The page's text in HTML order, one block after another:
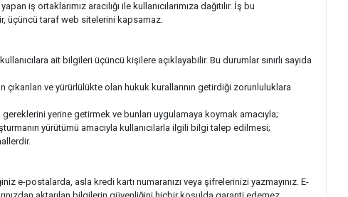
iş ortaklarımız aracılığı ile kullanıcılarımıza dağıtılır. İş bu
üçüncü taraf web sitelerini kapsamaz.
ait bilgileri üçüncü kişilere açıklayabilir. Bu durumlar sınırlı sayıda
ve yürürlülükte olan hukuk kurallarının getirdiği zorunluluklara
yerine getirmek ve bunları uygulamaya koymak amacıyla;
yürütümü amacıyla kullanıcılarla ilgili bilgi talep edilmesi;
e-postalarda, asla kredi kartı numaranızı veya şifrelerinizi yazmayınız. E-